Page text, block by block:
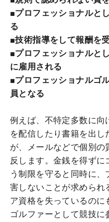
■プロフェッショナルと
る
■技術指導をして報酬を
■プロフェッショナルと
に雇用される
■プロフェッショナルゴ
員となる
例えば、不特定多数に
を配信したり書籍を出
が、メールなどで個別
反します。金銭を得ず
う制限を守ると同時に
害しないことが求められ
ア資格を失っているの
ゴルファーとして競技